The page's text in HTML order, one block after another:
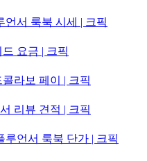
서 룩북 시세 | 크픽
요금 | 크픽
라보 페이 | 크픽
리뷰 견적 | 크픽
루언서 룩북 단가 | 크픽